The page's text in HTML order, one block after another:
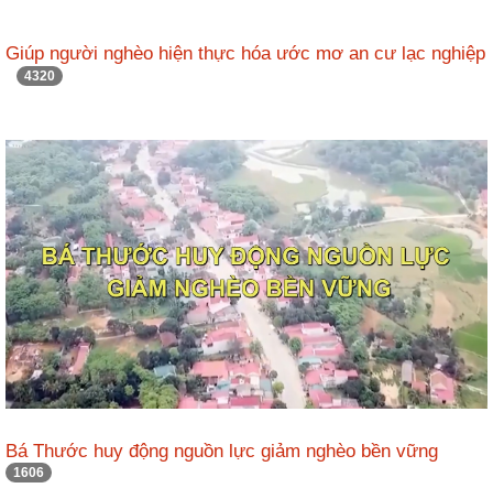
Giúp người nghèo hiện thực hóa ước mơ an cư lạc nghiệp
4320
Bá Thước huy động nguồn lực giảm nghèo bền vững
1606